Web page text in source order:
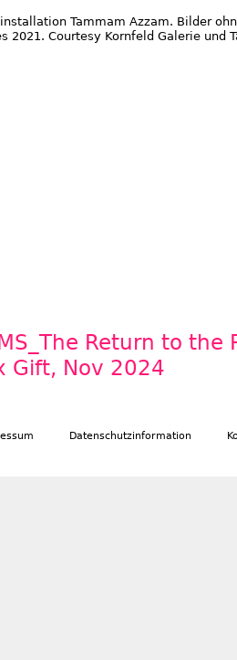
Return to the
Gift, Nov 2024
Datenschutzinformation